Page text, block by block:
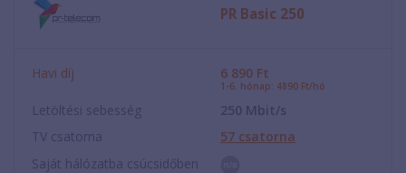
PR Basic 250
Havi díj 6 890 Ft
1-6. hónap: 4890 Ft/hó
Letöltési sebesség 250 Mbit/s
TV csatorna
57 csatorna
Saját hálózatba csúcsidőben